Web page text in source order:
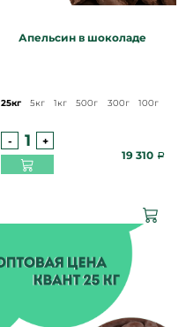
Апельсин в шоколаде
25кг 5кг 1кг 500г 300г 100г
-
+
19 310